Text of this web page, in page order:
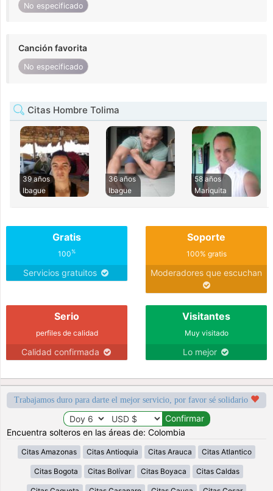
No especificado
Canción favorita
No especificado
Citas Hombre Tolima
39 años
Ibague
36 años
Ibague
58 años
Mariquita
Gratis
100%
Servicios gratuitos
Soporte
100% gratis
Moderadores que escuchan
Serio
perfiles de calidad
Calidad confirmada
Visitantes
Muy visitado
Lo mejor
Trabajamos duro para darte el mejor servicio, por favor sé solidario
Encuentra solteros en las áreas de: Colombia
Citas Amazonas Citas Antioquia Citas Arauca Citas Atlantico
Citas Bogota Citas Bolívar Citas Boyaca Citas Caldas